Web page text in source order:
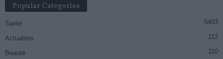
Popular Categories
Santé 5493
Actualités 112
Beauté 110